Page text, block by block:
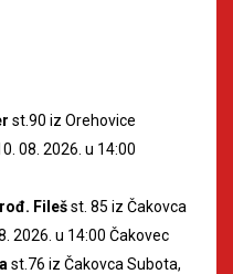
st.90 iz Orehovice
08. 2026. u 14:00
Filešst. 85 iz Čakovca
2026. u 14:00 Čakovec
st.76 iz Čakovca Subota,